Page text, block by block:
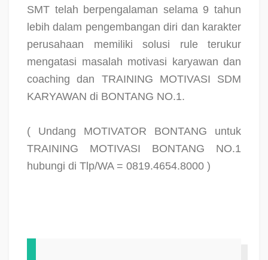
SMT telah berpengalaman selama 9 tahun
lebih dalam pengembangan diri dan karakter
perusahaan memiliki solusi rule terukur
mengatasi masalah motivasi karyawan dan
coaching dan TRAINING MOTIVASI SDM
KARYAWAN di BONTANG NO.1.
( Undang MOTIVATOR BONTANG untuk
TRAINING MOTIVASI BONTANG NO.1
hubungi di Tlp/WA = 0819.4654.8000 )